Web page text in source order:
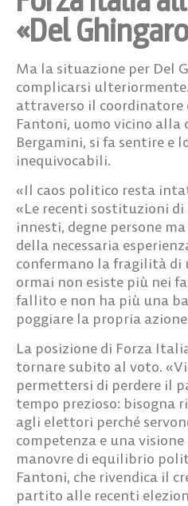
«Del
Ma la situazione per Del
complicarsi
attraverso il
Fantoni, uomo vicino alla
Bergamini, si fa sentire e
inequivocabili.
«Il caos politico resta
«Le recenti sostituzioni di
innesti, degne persone
della necessaria
confermano la fragilità di
ormai non esiste più nei
fallito e non ha più una
poggiare la propria
La posizione di Forza
tornare subito al voto.
permettersi di perdere il
tempo prezioso: bisogna
agli elettori perché
competenza e una
manovre di equilibrio
Fantoni, che rivendica il
partito alle recenti